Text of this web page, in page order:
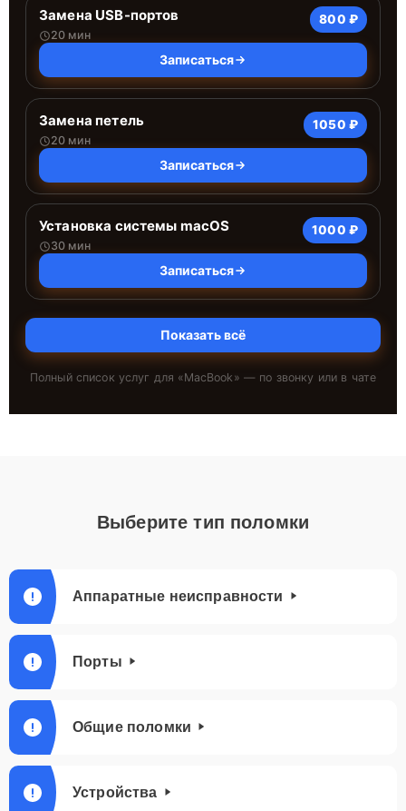
Замена USB-портов
20 мин
800 ₽
Записаться
Замена петель
20 мин
1050 ₽
Записаться
Установка системы macOS
30 мин
1000 ₽
Записаться
Показать всё
Полный список услуг для «MacBook » — по звонку или в чате
Выберите тип поломки
Аппаратные неисправности
Порты
Общие поломки
Устройства